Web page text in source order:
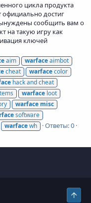
цикла продукта
официально достиг
сообщить вам о
на такую игру как
ключей
aim warfaceaimbot
cheat warfacecolor
hack and cheat
warface loot
warface misc
software
warfacewh
Ответы: 0